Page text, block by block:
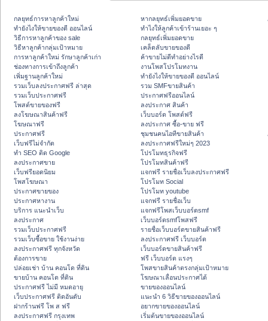
กลยุทธ์การหาลูกค้าใหม่
ทํายังไงให้ขายของดี ออนไลน์
วิธีการหาลูกค้าของ sale
วิธีหาลูกค้ากลุ่มเป้าหมาย
การหาลูกค้าใหม่ รักษาลูกค้าเก่า
ช่องทางการเข้าถึงลูกค้า
เพิ่มฐานลูกค้าใหม่
รวมเว็บลงประกาศฟรี ล่าสุด
รวมเว็บประกาศฟรี
โพสต์ขายของฟรี
ลงโฆษณาสินค้าฟรี
โฆษณาฟรี
ประกาศฟรี
เว็บฟรีไม่จำกัด
ทำ SEO ติด Google
ลงประกาศขาย
เว็บฟรียอดนิยม
โพสโฆษณา
ประกาศขายของ
ประกาศหางาน
บริการ แนะนำเว็บ
ลงประกาศ
รวมเว็บประกาศฟรี
รวมเว็บซื้อขาย ใช้งานง่าย
ลงประกาศฟรี ทุกจังหวัด
ต้องการขาย
ปล่อยเช่า บ้าน คอนโด ที่ดิน
ขายบ้าน คอนโด ที่ดิน
ประกาศฟรี ไม่มี หมดอายุ
เว็บประกาศฟรี ติดอันดับ
ฝากร้านฟรี โพ ส ฟรี
ลงประกาศฟรี กรุงเทพ
หากลยุทธ์เพิ่มยอดขาย
ทําไงให้ลูกค้าเข้าร้านเยอะ ๆ
กลยุทธ์เพิ่มยอดขาย
เคล็ดลับขายของดี
ค้าขายไม่ดีทำอย่างไรดี
งานโพสโปรโมทงาน
ทํายังไงให้ขายของดี ออนไลน์
รวม SMFขายสินค้า
ประกาศฟรีออนไลน์
ลงประกาศ สินค้า
เว็บบอร์ด โพสต์ฟรี
ลงประกาศ ซื้อ-ขาย ฟรี
ชุมชนคนไอทีขายสินค้า
ลงประกาศฟรีใหม่ๆ 2023
โปรโมทธุรกิจฟรี
โปรโมทสินค้าฟรี
แจกฟรี รายชื่อเว็บลงประกาศฟรี
โปรโมท Social
โปรโมท youtube
แจกฟรี รายชื่อเว็บ
แจกฟรีโพสเว็บบอร์ดsmf
เว็บบอร์ดsmfโพสฟรี
รายชื่อเว็บบอร์ดขายสินค้าฟรี
ลงประกาศฟรี เว็บบอร์ด
เว็บบอร์ดขายสินค้าฟรี
ฟรี เว็บบอร์ด แรงๆ
โพสขายสินค้าตรงกลุ่มเป้าหมาย
โฆษณาเลื่อนประกาศได้
ขายของออนไลน์
แนะนำ 6 วิธีขายของออนไลน์
อยากขายของออนไลน์
เริ่มต้นขายของออนไลน์